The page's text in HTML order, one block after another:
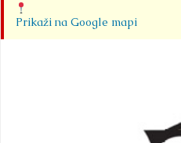
Prikaži na Google mapi